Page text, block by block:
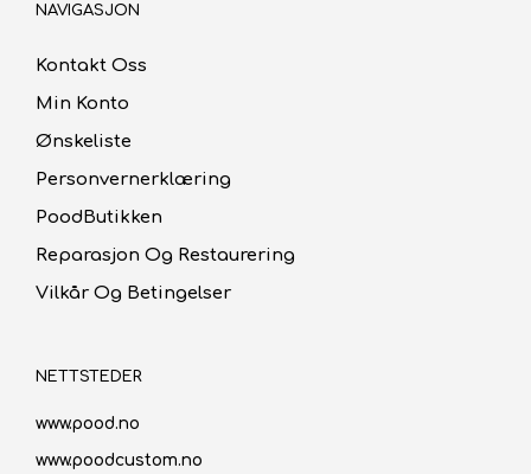
NAVIGASJON
Kontakt Oss
Min Konto
Ønskeliste
Personvernerklæring
PoodButikken
Reparasjon Og Restaurering
Vilkår Og Betingelser
NETTSTEDER
www.pood.no
www.poodcustom.no